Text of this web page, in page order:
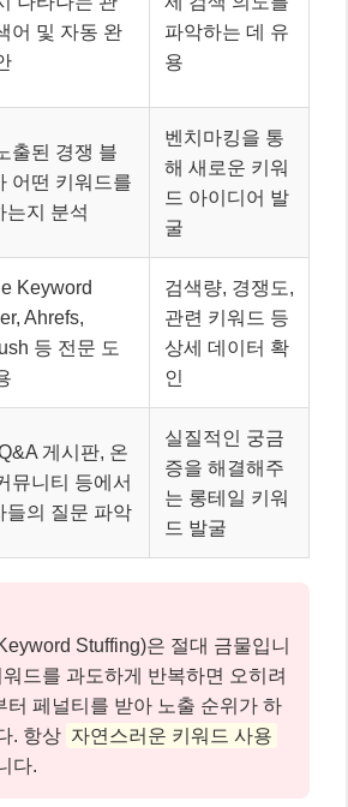
어 및 자동 완
파악하는 데 유
용
출된 경쟁 블
어떤 키워드를
는지 분석
벤치마킹을 통
해 새로운 키워
드 아이디어 발
굴
Keyword
Ahrefs,
등 전문 도
검색량, 경쟁도,
관련 키워드 등
상세 데이터 확
인
게시판, 온
뮤니티 등에서
들의 질문 파악
실질적인 궁금
증을 해결해주
는 롱테일 키워
드 발굴
Stuffing)은 절대 금물입니
드를 과도하게 반복하면 오히려
터 페널티를 받아 노출 순위가 하
. 항상 자연스러운 키워드 사용
다.